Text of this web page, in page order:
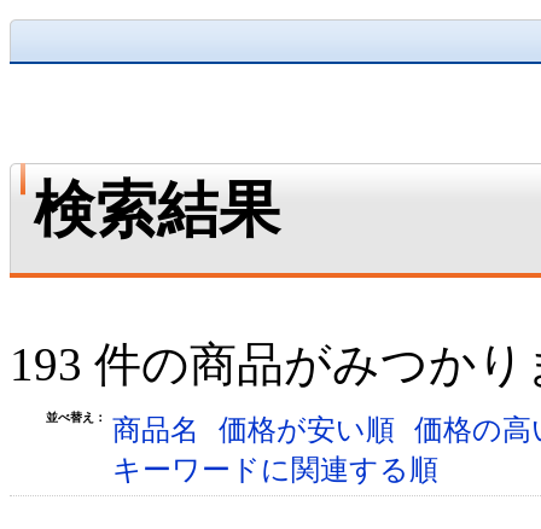
検索結果
193 件の商品がみつか
並べ替え： 商品名 価格が安い順 価格の
キーワードに関連する順